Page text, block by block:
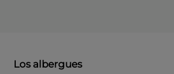
Los albergues